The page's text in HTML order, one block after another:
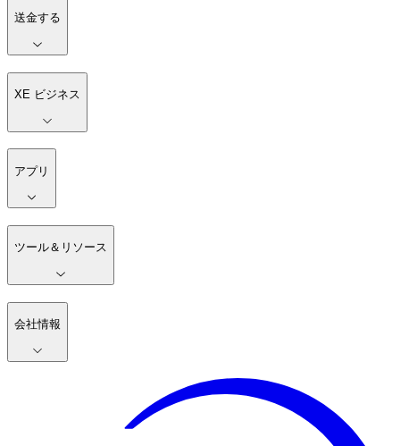
送金する
XE ビジネス
アプリ
ツール＆リソース
会社情報